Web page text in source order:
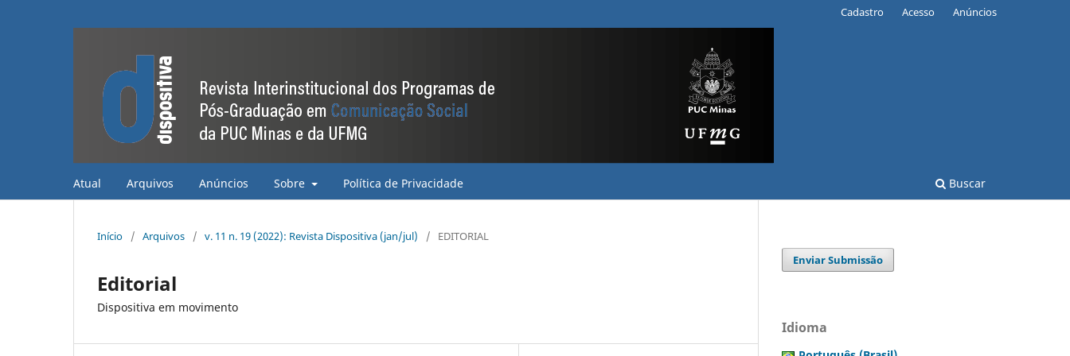
Atual Arquivos Anúncios Sobre Política de Privacidade Buscar
Cadastro Acesso Anúncios
Início / Arquivos / v. 11 n. 19 (2022): Revista Dispositiva (jan/jul) / EDITORIAL
Editorial
Dispositiva em movimento
Enviar Submissão
Idioma